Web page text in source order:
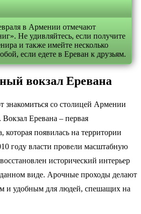
в Армении отмечают
Не удивляйтесь, если получите
и также имейте несколько
если едете в Ереван к друзьям.
вокзал Еревана
знакомиться со столицей Армении
Еревана – первая
которая появилась на территории
году власти провели масштабную
исторический интерьер
виде. Арочные проходы делают
и удобным для людей, спешащих на